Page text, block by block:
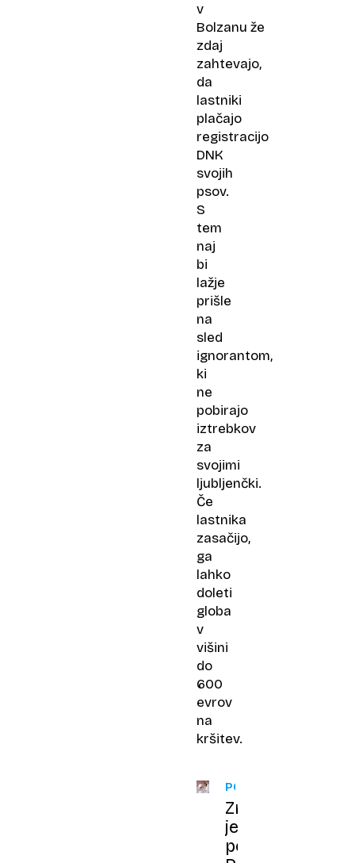
v
Bolzanu že
zdaj
zahtevajo,
da
lastniki
plačajo
registracijo
DNK
svojih
psov.
S
tem
naj
bi
lažje
prišle
na
sled
ignorantom,
ki
ne
pobirajo
iztrebkov
za
svojimi
ljubljenčki.
Če
lastnika
zasačijo,
ga
lahko
doleti
globa
v
višini
do
600
evrov
na
kršitev.
POČUTJE
Znanost
je
potrdila: